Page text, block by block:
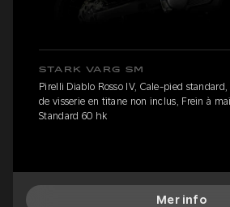
STARK VARG SM
Pirelli Diablo Rosso IV, Cale-pied
de visserie en titane non inclus, Frein à
Standard 60 hk
Mer info